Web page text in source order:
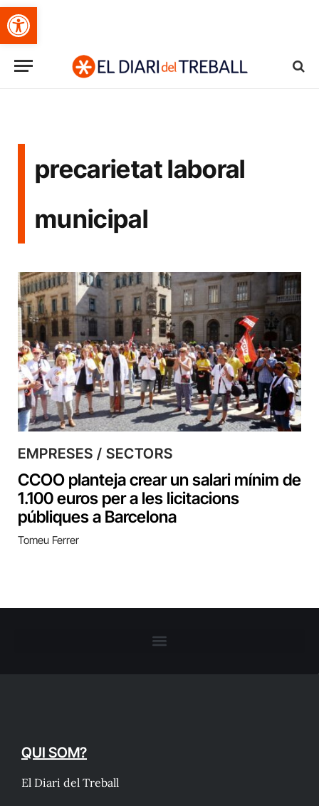
Obre la barra d'eines
precarietat laboral
municipal
EMPRESES / SECTORS
CCOO planteja crear un salari mínim de
1.100 euros per a les licitacions
públiques a Barcelona
Tomeu Ferrer
QUI SOM?
El Diari del Treball